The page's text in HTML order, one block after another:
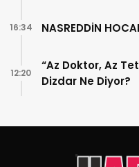
NASREDDİN
16:34
“Az Doktor, Az
Dizdar Ne Diyor?
12:20